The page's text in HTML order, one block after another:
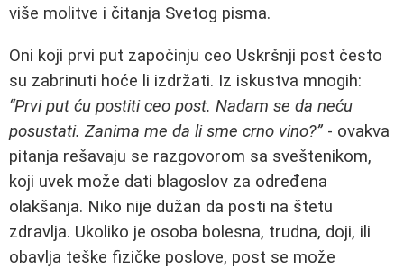
više molitve i čitanja Svetog pisma.
Oni koji prvi put započinju ceo Uskršnji post često
su zabrinuti hoće li izdržati. Iz iskustva mnogih:
“Prvi put ću postiti ceo post. Nadam se da neću
posustati. Zanima me da li sme crno vino?”- ovakva
pitanja rešavaju se razgovorom sa sveštenikom,
koji uvek može dati blagoslov za određena
olakšanja. Niko nije dužan da posti na štetu
zdravlja. Ukoliko je osoba bolesna, trudna, doji, ili
obavlja teške fizičke poslove, post se može